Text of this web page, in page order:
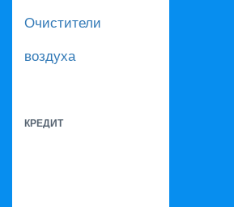
Очистители
воздуха
КРЕДИТ